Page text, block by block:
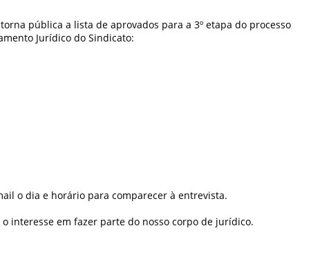
pública a lista de aprovados para a 3º etapa do processo
Jurídico do Sindicato:
o dia e horário para comparecer à entrevista.
interesse em fazer parte do nosso corpo de jurídico.